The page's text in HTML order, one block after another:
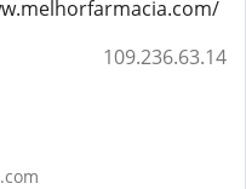
109.236.63.14